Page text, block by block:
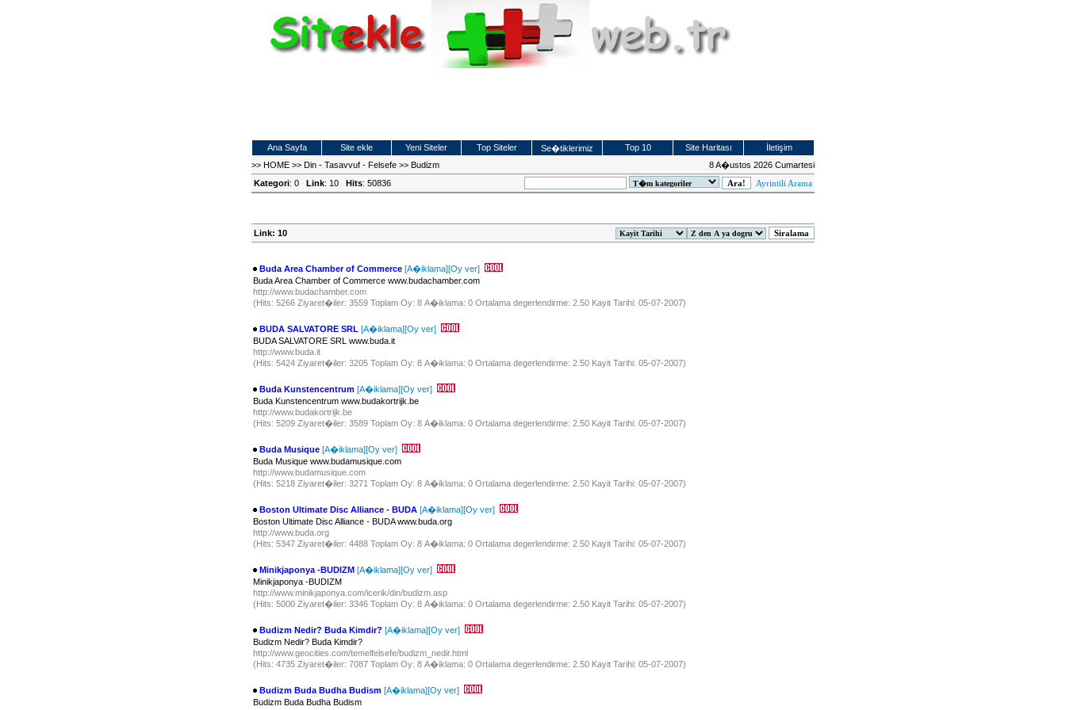
Ana Sayfa Site ekle Yeni Siteler Top Siteler Se�tiklerimiz Top 10 Site Haritası
İletişim
>> HOME >> Din - Tasavvuf - Felsefe >> Budizm
8 A�ustos 2026 Cumartesi
Kategori: 0 Link: 10 Hits: 50836 Ayrintili Arama
Link: 10
Buda Area Chamber of Commerce [A�iklama][Oy ver]
Buda Area Chamber of Commerce www.budachamber.com
http://www.budachamber.com
(Hits: 5266 Ziyaret�iler: 3559 Toplam Oy: 8 A�iklama: 0 Ortalama degerlendirme: 2.50 Kayit Tarihi: 05-07-2007)
BUDA SALVATORE SRL [A�iklama][Oy ver]
BUDA SALVATORE SRL www.buda.it
http://www.buda.it
(Hits: 5424 Ziyaret�iler: 3205 Toplam Oy: 8 A�iklama: 0 Ortalama degerlendirme: 2.50 Kayit Tarihi: 05-07-2007)
Buda Kunstencentrum [A�iklama][Oy ver]
Buda Kunstencentrum www.budakortrijk.be
http://www.budakortrijk.be
(Hits: 5209 Ziyaret�iler: 3589 Toplam Oy: 8 A�iklama: 0 Ortalama degerlendirme: 2.50 Kayit Tarihi: 05-07-2007)
Buda Musique [A�iklama][Oy ver]
Buda Musique www.budamusique.com
http://www.budamusique.com
(Hits: 5218 Ziyaret�iler: 3271 Toplam Oy: 8 A�iklama: 0 Ortalama degerlendirme: 2.50 Kayit Tarihi: 05-07-2007)
Boston Ultimate Disc Alliance - BUDA [A�iklama][Oy ver]
Boston Ultimate Disc Alliance - BUDA www.buda.org
http://www.buda.org
(Hits: 5347 Ziyaret�iler: 4488 Toplam Oy: 8 A�iklama: 0 Ortalama degerlendirme: 2.50 Kayit Tarihi: 05-07-2007)
Minikjaponya -BUDIZM [A�iklama][Oy ver]
Minikjaponya -BUDIZM
http://www.minikjaponya.com/icerik/din/budizm.asp
(Hits: 5000 Ziyaret�iler: 3346 Toplam Oy: 8 A�iklama: 0 Ortalama degerlendirme: 2.50 Kayit Tarihi: 05-07-2007)
Budizm Nedir? Buda Kimdir? [A�iklama][Oy ver]
Budizm Nedir? Buda Kimdir?
http://www.geocities.com/temelfelsefe/budizm_nedir.html
(Hits: 4735 Ziyaret�iler: 7087 Toplam Oy: 8 A�iklama: 0 Ortalama degerlendirme: 2.50 Kayit Tarihi: 05-07-2007)
Budizm Buda Budha Budism [A�iklama][Oy ver]
Budizm Buda Budha Budism